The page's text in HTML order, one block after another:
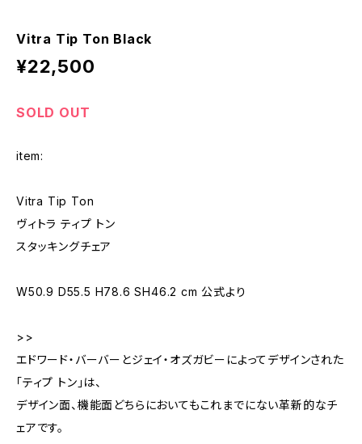
Vitra Tip Ton Black
¥22,500
SOLD OUT
item:
Vitra Tip Ton
ヴィトラ ティプ トン
スタッキングチェア
W50.9 D55.5 H78.6 SH46.2 cm 公式より
>>
エドワード・バーバーとジェイ・オズガビーによってデザインされた
「ティプ トン」は、
デザイン面、機能面どちらにおいてもこれまでにない革新的なチ
ェアです。